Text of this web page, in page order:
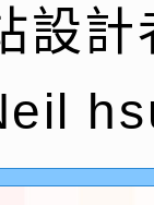
播委員
演習－
識線上
1學
設計